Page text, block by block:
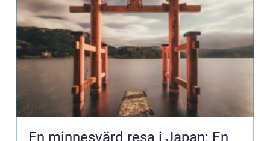
En minnesvärd resa i Japan: En